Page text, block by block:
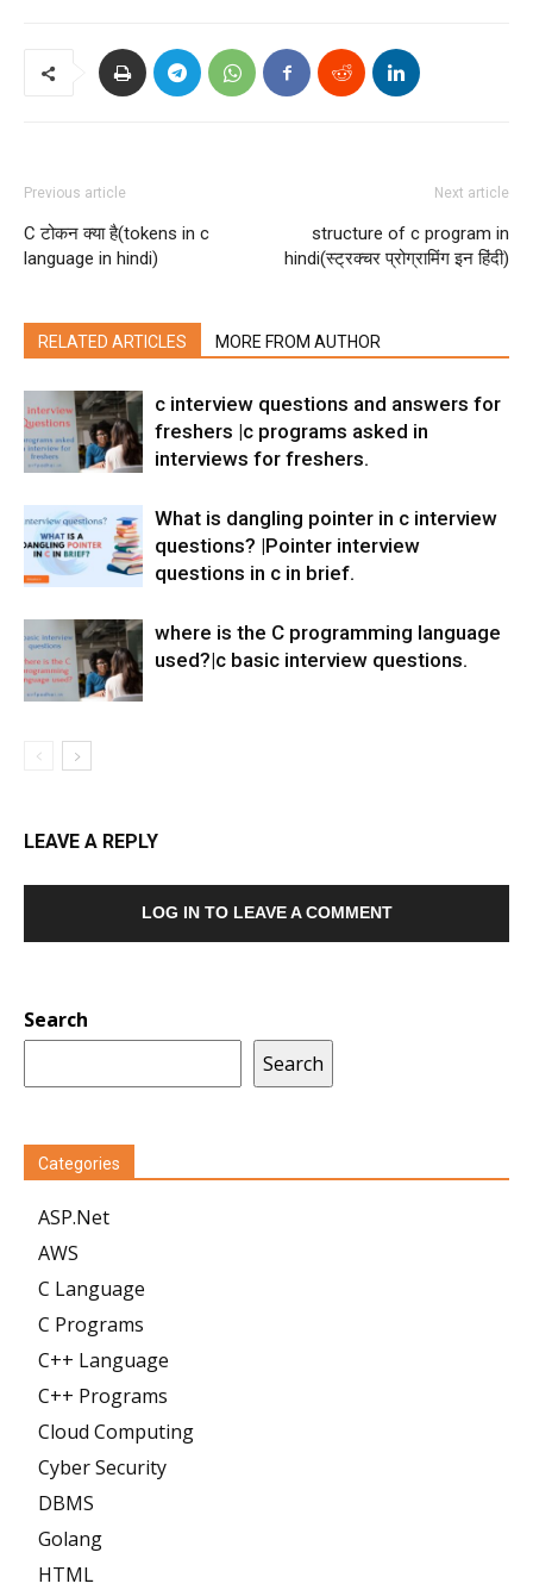
Previous article
C टोकन क्या है(tokens in c
language in hindi)
Next article
structure of c program in
hindi(स्ट्रक्चर प्रोग्रामिंग इन हिंदी)
RELATED ARTICLES MORE FROM AUTHOR
c interview questions and answers for
freshers |c programs asked in
interviews for freshers.
What is dangling pointer in c interview
questions? |Pointer interview
questions in c in brief.
where is the C programming language
used?|c basic interview questions.
LEAVE A REPLY
LOG IN TO LEAVE A COMMENT
Search
Search
Categories
ASP.Net
AWS
C Language
C Programs
C++ Language
C++ Programs
Cloud Computing
Cyber Security
DBMS
Golang
HTML